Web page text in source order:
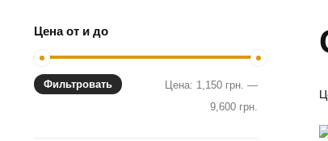
Цена от и до
Фильтровать Цена: 1,150 грн. —
9,600 грн.